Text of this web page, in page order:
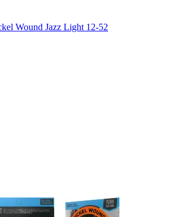
Wound Jazz Light 12-52